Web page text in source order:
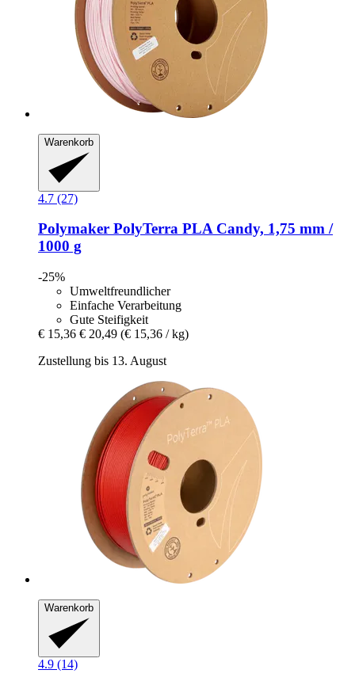
Warenkorb
4.7 (27)
Polymaker PolyTerra PLA Candy, 1,75 mm /
1000 g
-25%
Umweltfreundlicher
Einfache Verarbeitung
Gute Steifigkeit
€ 15,36 € 20,49 (€ 15,36 / kg)
Zustellung bis 13. August
Warenkorb
4.9 (14)